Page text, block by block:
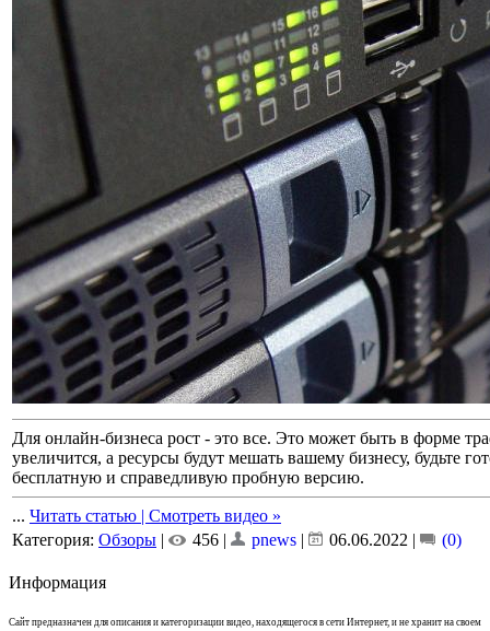
Для онлайн-бизнеса рост - это все. Это может быть в форме
увеличится, а ресурсы будут мешать вашему бизнесу, будьте
бесплатную и справедливую пробную версию.
... Читать статью | Смотреть видео »
Категория: Обзоры | 456 | pnews | 06.06.2022 | (0)
Информация
Сайт предназначен для описания и категоризации видео, находящегося в сети Интернет, и не хранит на своем